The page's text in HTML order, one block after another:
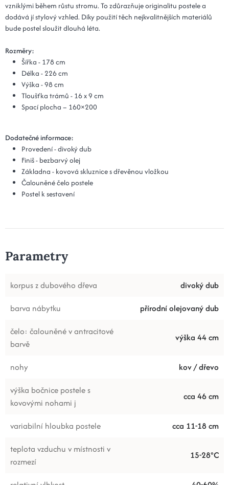
vzniklými během růstu stromu. To zdůrazňuje originalitu postele a
dodává jí stylový vzhled. Díky použití těch nejkvalitnějších materiálů
bude postel sloužit dlouhá léta.
Rozměry:
Šířka - 178 cm
Délka - 226 cm
Výška - 98 cm
Tloušťka trámů - 16 x 9 cm
Spací plocha – 160×200
Dodatečné informace:
Provedení - divoký dub
Finiš - bezbarvý olej
Základna - kovová skluznice s dřevěnou vložkou
Čalouněné čelo postele
Postel k sestavení
Parametry
korpus z dubového dřeva
divoký dub
barva nábytku
přírodní olejovaný dub
čelo: čalouněné v antracitové
barvě
výška 44 cm
nohy
kov / dřevo
výška bočnice postele s
kovovými nohami j
cca 46 cm
variabilní hloubka postele
cca 11-18 cm
teplota vzduchu v místnosti v
rozmezí
15-28°C